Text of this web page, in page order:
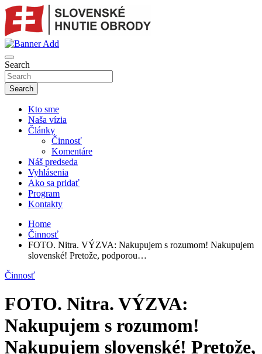
Skip
to
content
SLOVENSKÉ HNUTIE OBRODY
Search
Search
Kto sme
Naša vízia
Články
Činnosť
Komentáre
Náš predseda
Vyhlásenia
Ako sa pridať
Program
Kontakty
Home
Činnosť
FOTO. Nitra. VÝZVA: Nakupujem s rozumom! Nakupujem
slovenské! Pretože, podporou…
Činnosť
FOTO. Nitra. VÝZVA:
Nakupujem s rozumom!
Nakupujem slovenské! Pretože,